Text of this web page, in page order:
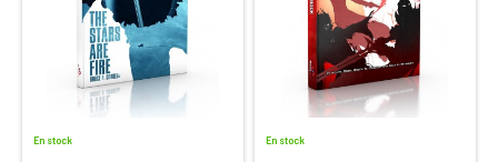
En stock En stock